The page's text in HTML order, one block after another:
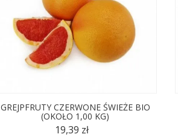
GREJPFRUTY CZERWONE ŚWIEŻE BIO
(OKOŁO 1,00 KG)
19,39 zł